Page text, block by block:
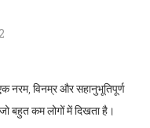
नरम, विनम्र और सहानुभूतिपूर्ण
बहुत कम लोगों में दिखता है।